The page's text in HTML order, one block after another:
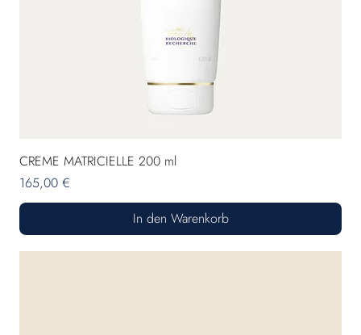
CREME MATRICIELLE 200 ml
Preis
165,00 €
In den Warenkorb